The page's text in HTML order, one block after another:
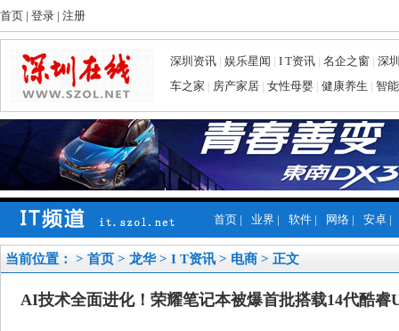
首页 | 登录 | 注册
深圳资讯 | 娱乐星闻 | I T资讯 | 名企之窗 | 深
车之家 | 房产家居 | 女性母婴 | 健康养生 | 智
首页 | 业界 | 软件 | 网络 | 安卓 |
当前位置： > 首页 > 龙华> I T资讯 > 电商 > 正文
AI技术全面进化！荣耀笔记本被爆首批搭载14代酷